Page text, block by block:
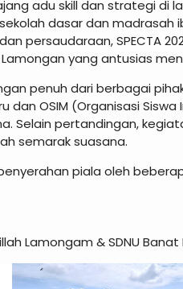
adu skill dan strategi di
dasar dan madrasah
persaudaraan, SPECTA
yang antusias
penuh dari berbagai
OSIM (Organisasi
Selain pertandingan,
semarak suasana.
piala oleh
Lamongam & SDNU